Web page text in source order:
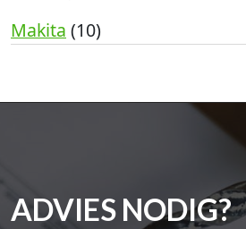
Makita (10)
ADVIES NODIG?